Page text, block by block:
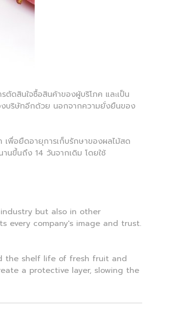
ตัดสินใจซื้อสินค้าของผู้บริโภค และเป็น
บริษัทอีกด้วย นอกจากความยั่งยืนของ
พื่อยืดอายุการเก็บรักษาของผลไม้สด
นขึ้นถึง 14 วันจากเดิม โดยใช้
but also in other
every company's image and trust.
the shelf life of fresh fruit and
a protective layer, slowing the